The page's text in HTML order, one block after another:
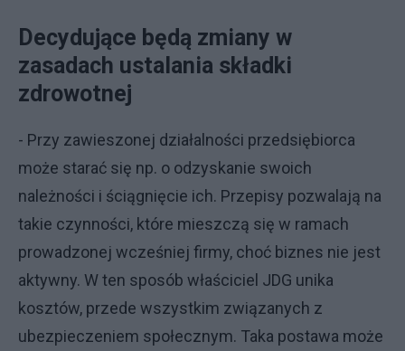
Decydujące będą zmiany w
zasadach ustalania składki
zdrowotnej
- Przy zawieszonej działalności przedsiębiorca
może starać się np. o odzyskanie swoich
należności i ściągnięcie ich. Przepisy pozwalają na
takie czynności, które mieszczą się w ramach
prowadzonej wcześniej firmy, choć biznes nie jest
aktywny. W ten sposób właściciel JDG unika
kosztów, przede wszystkim związanych z
ubezpieczeniem społecznym. Taka postawa może